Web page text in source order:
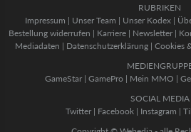
RUBRIKEN
Impressum | Unser Team | Unser Kodex |
Bestellung widerrufen | Karriere | Newsletter |
Mediadaten | Datenschutzerklärung | Cookies
GameStar| GamePro | Mein MMO |
SOCIAL MEDIA
Twitter | Facebook | Instagram |